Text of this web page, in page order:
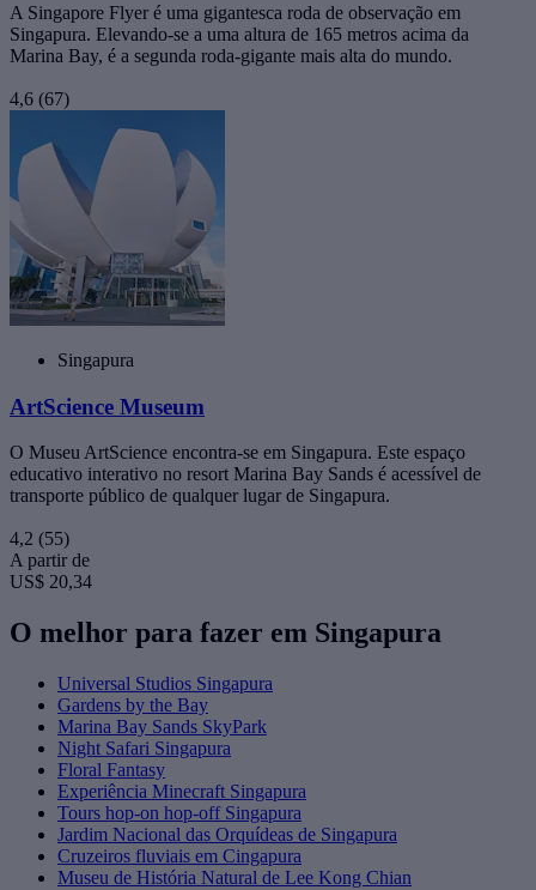
A Singapore Flyer é uma gigantesca roda de observação em
Singapura. Elevando-se a uma altura de 165 metros acima da
Marina Bay, é a segunda roda-gigante mais alta do mundo.
4,6 (67)
Singapura
ArtScience Museum
O Museu ArtScience encontra-se em Singapura. Este espaço
educativo interativo no resort Marina Bay Sands é acessível de
transporte público de qualquer lugar de Singapura.
4,2 (55)
A partir de
US$ 20,34
O melhor para fazer em Singapura
Universal Studios Singapura
Gardens by the Bay
Marina Bay Sands SkyPark
Night Safari Singapura
Floral Fantasy
Experiência Minecraft Singapura
Tours hop-on hop-off Singapura
Jardim Nacional das Orquídeas de Singapura
Cruzeiros fluviais em Cingapura
Museu de História Natural de Lee Kong Chian